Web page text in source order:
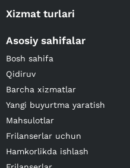
Xizmat turlari
Asosiy sahifalar
Bosh sahifa
Qidiruv
Barcha xizmatlar
Yangi buyurtma yaratish
Mahsulotlar
Frilanserlar uchun
Hamkorlikda ishlash